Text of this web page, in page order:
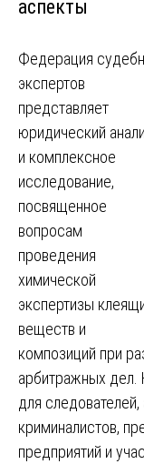
аспекты
Федерация
экспертов
представляет
юридический
и комплексное
исследование,
посвященное
вопросам
проведения
химической
экспертизы
веществ и
композиций при
арбитражных дел.
для
криминалистов,
предприятий и